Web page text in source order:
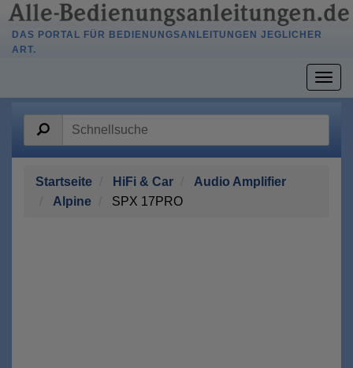
DAS PORTAL FÜR BEDIENUNGSANLEITUNGEN JEGLICHER
ART.
Startseite HiFi & Car
Audio Amplifier
Alpine
SPX 17PRO